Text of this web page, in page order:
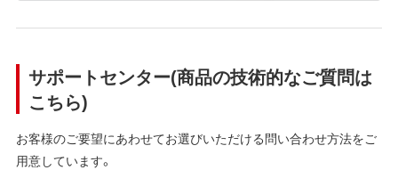
サポートセンター(商品の技術的なご質問は
こちら)
お客様のご要望にあわせてお選びいただける問い合わせ方法をご
用意しています。